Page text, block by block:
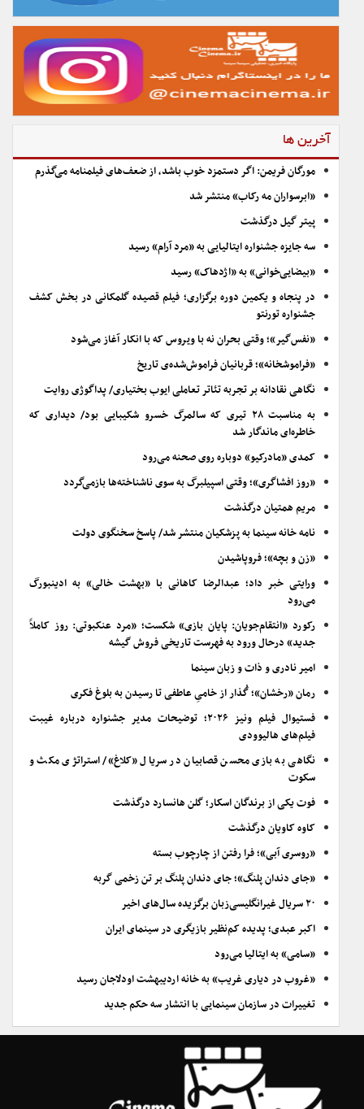
آخرین ها
مورگان فریمن: اگر دستمزد خوب باشد، از ضعف‌های فیلمنامه می‌گذرم
«ابرسواران مه رکاب» منتشر شد
پیتر گیل درگذشت
سه جایزه جشنواره ایتالیایی به «مرد آرام» رسید
«بیضایی‌خوانی» به «اژدهاک» رسید
در پنجاه و یکمین دوره برگزاری؛ فیلم قصیده گلمکانی در بخش کشف
جشنواره تورنتو
«نفس‌گیر»؛ وقتی بحران نه با ویروس که با انکار آغاز می‌شود
«فراموشخانه»؛ قربانیان فراموش‌شده‌ی تاریخ
نگاهی نقادانه بر تجربه تئاتر تعاملی ایوب بختیاری/ پداگوژی روایت
به مناسبت ۲۸ تیری که سالمرگ خسرو شکیبایی بود/ دیداری که
خاطره‌ای ماندگار شد
کمدی «مادرکیو» دوباره روی صحنه می‌رود
«روز افشاگری»؛ وقتی اسپیلبرگ به سوی ناشناخته‌ها بازمی‌گردد
مریم همتیان درگذشت
نامه خانه سینما به پزشکیان منتشر شد/ پاسخ سخنگوی دولت
«زن و بچه»؛ فروپاشیدن
ورایتی خبر داد؛ عبدالرضا کاهانی با «بهشت خالی» به ادینبورگ
می‌رود
رکورد «انتقام‌جویان: پایان بازی» شکست؛ «مرد عنکبوتی: روز کاملاً
جدید» درحال ورود به فهرست تاریخی فروش گیشه
امیر نادری و ذات و زبان سینما
رمان «رخشان»؛ گُذار از خامیِ عاطفی تا رسیدن به بلوغ فکری
فستیوال فیلم ونیز ۲۰۲۶؛ توضیحات مدیر جشنواره درباره غیبت
فیلم‌های هالیوودی
نگاهی به بازی محسن قصابیان در سریال «کلاغ»/ استراتژی مکث و
سکوت
فوت یکی از برندگان اسکار؛ گلن هانسارد درگذشت
کاوه کاویان درگذشت
«روسری آبی»؛ فرا رفتن از چارچوب بسته
«جای دندان پلنگ»؛ جای دندان پلنگ بر تن زخمی گربه
۲۰ سریال غیرانگلیسی‌زبان برگزیده سال‌های اخیر
اکبر عبدی؛ پدیده کم‌نظیر بازیگری در سینمای ایران
«سامی» به ایتالیا می‌رود
«غروب در دیاری غریب» به خانه اردیبهشت اودلاجان رسید
تغییرات در سازمان سینمایی با انتشار سه حکم جدید